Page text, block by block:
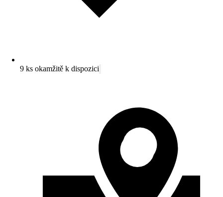
9 ks okamžitě k dispozici